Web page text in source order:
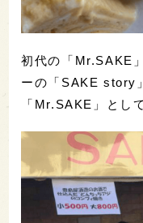
初代の「Mr.SAKE
ーの「SAKE story
「Mr.SAKE」とし